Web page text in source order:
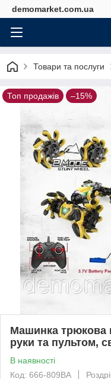
demomarket.com.ua
Товари та послуги
Топ продажів –15%
Машинка трюкова
руки та пультом,
В наявності
Код: 666-809BA